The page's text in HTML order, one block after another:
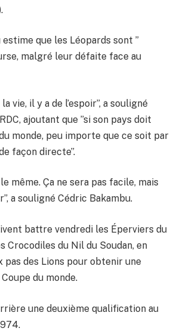
que les Léopards sont ”
malgré leur défaite face au
vie, il y a de l’espoir”, a souligné
ajoutant que ”si son pays doit
monde, peu importe que ce soit par
façon directe”.
même. Ça ne sera pas facile, mais
a souligné Cédric Bakambu.
battre vendredi les Éperviers du
Crocodiles du Nil du Soudan, en
pas des Lions pour obtenir une
du monde.
une deuxième qualification au